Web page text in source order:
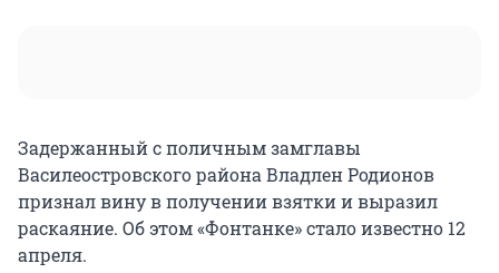
Задержанный с поличным замглавы
Василеостровского района Владлен Родионов
признал вину в получении взятки и выразил
раскаяние. Об этом «Фонтанке» стало известно 12
апреля.